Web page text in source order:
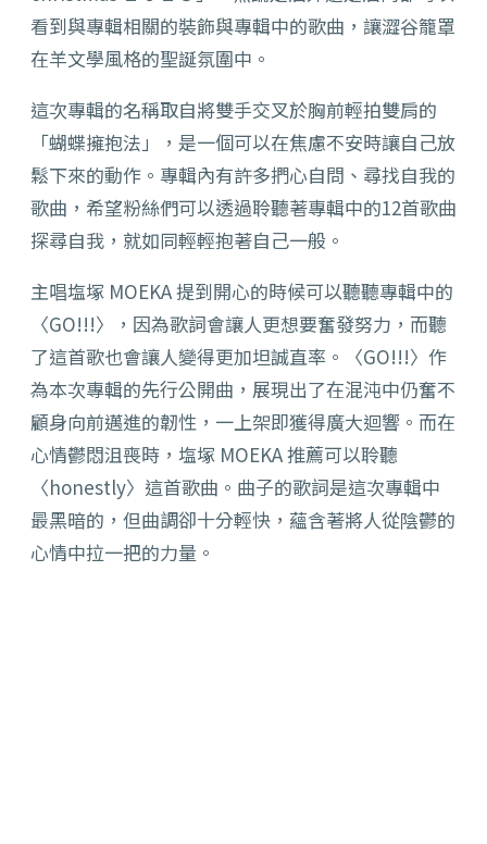
看到與專輯相關的裝飾與專輯中的歌曲，讓澀谷籠罩
在羊文學風格的聖誕氛圍中。
這次專輯的名稱取自將雙手交叉於胸前輕拍雙肩的
「蝴蝶擁抱法」，是一個可以在焦慮不安時讓自己放
鬆下來的動作。專輯內有許多捫心自問、尋找自我的
歌曲，希望粉絲們可以透過聆聽著專輯中的12首歌曲
探尋自我，就如同輕輕抱著自己一般。
主唱塩塚 MOEKA 提到開心的時候可以聽聽專輯中的
〈GO!!!〉，因為歌詞會讓人更想要奮發努力，而聽
了這首歌也會讓人變得更加坦誠直率。〈GO!!!〉作
為本次專輯的先行公開曲，展現出了在混沌中仍奮不
顧身向前邁進的韌性，一上架即獲得廣大迴響。而在
心情鬱悶沮喪時，塩塚 MOEKA 推薦可以聆聽
〈honestly〉這首歌曲。曲子的歌詞是這次專輯中
最黑暗的，但曲調卻十分輕快，蘊含著將人從陰鬱的
心情中拉一把的力量。